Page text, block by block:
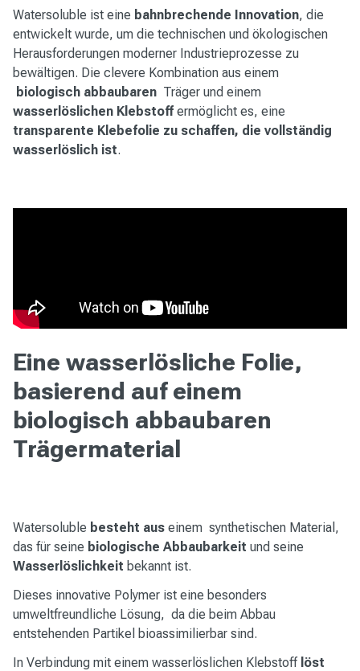
Watersoluble ist eine bahnbrechende Innovation, die
entwickelt wurde, um die technischen und ökologischen
Herausforderungen moderner Industrieprozesse zu
bewältigen. Die clevere Kombination aus einem
biologisch abbaubaren Träger und einem
wasserlöslichen Klebstoff ermöglicht es, eine
transparente Klebefolie zu schaffen, die vollständig
wasserlöslich ist.
Eine wasserlösliche Folie,
basierend auf einem
biologisch abbaubaren
Trägermaterial
Watersoluble besteht aus einem synthetischen Material,
das für seine biologische Abbaubarkeit und seine
Wasserlöslichkeit bekannt ist.
Dieses innovative Polymer ist eine besonders
umweltfreundliche Lösung, da die beim Abbau
entstehenden Partikel bioassimilierbar sind.
In Verbindung mit einem wasserlöslichen Klebstoff löst